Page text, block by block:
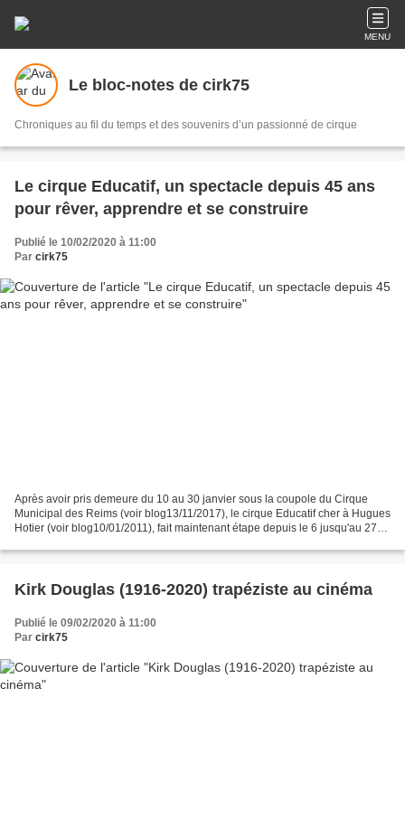
MENU
Le bloc-notes de cirk75
Chroniques au fil du temps et des souvenirs d’un passionné de cirque
Le cirque Educatif, un spectacle depuis 45 ans
pour rêver, apprendre et se construire
Publié le 10/02/2020 à 11:00
Par cirk75
Après avoir pris demeure du 10 au 30 janvier sous la coupole du Cirque
Municipal des Reims (voir blog13/11/2017), le cirque Educatif cher à Hugues
Hotier (voir blog10/01/2011), fait maintenant étape depuis le 6 jusqu'au 27
Kirk Douglas (1916-2020) trapéziste au cinéma
Publié le 09/02/2020 à 11:00
Par cirk75